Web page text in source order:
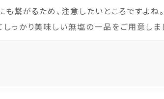
も繋がるため、注意したいところですよね。
っかり美味しい無塩の一品をご用意しま